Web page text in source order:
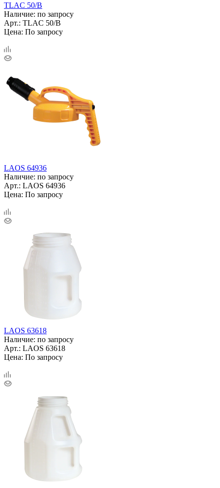
TLAC 50/B
Наличие: по запросу
Арт.: TLAC 50/B
Цена: По запросу
LAOS 64936
Наличие: по запросу
Арт.: LAOS 64936
Цена: По запросу
LAOS 63618
Наличие: по запросу
Арт.: LAOS 63618
Цена: По запросу